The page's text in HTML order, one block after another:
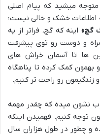
متوجه میشید که پیام اصلی
اطلاعات خشک و خالی نیست؛
گچ» اینه که گچ، فراتر از یه
و دوست رو توی پیشرفت
ها تا آسمان خراش های
بهمون کمک کرده تا پناهگاه
زندگیمون رو راحت تر کنیم.
نشون میده که چقدر مهمه
توجه کنیم. فهمیدن اینکه
و چطور در طول هزاران سال